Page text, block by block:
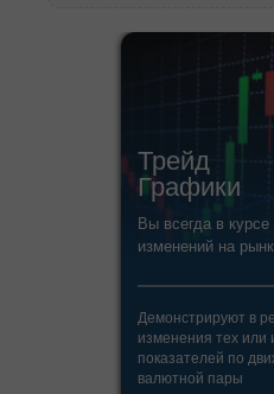
Трейд
Графики
Вы всегда в
изменений на
Демонстрируют в
изменения тех или
показателей по
валютной пары